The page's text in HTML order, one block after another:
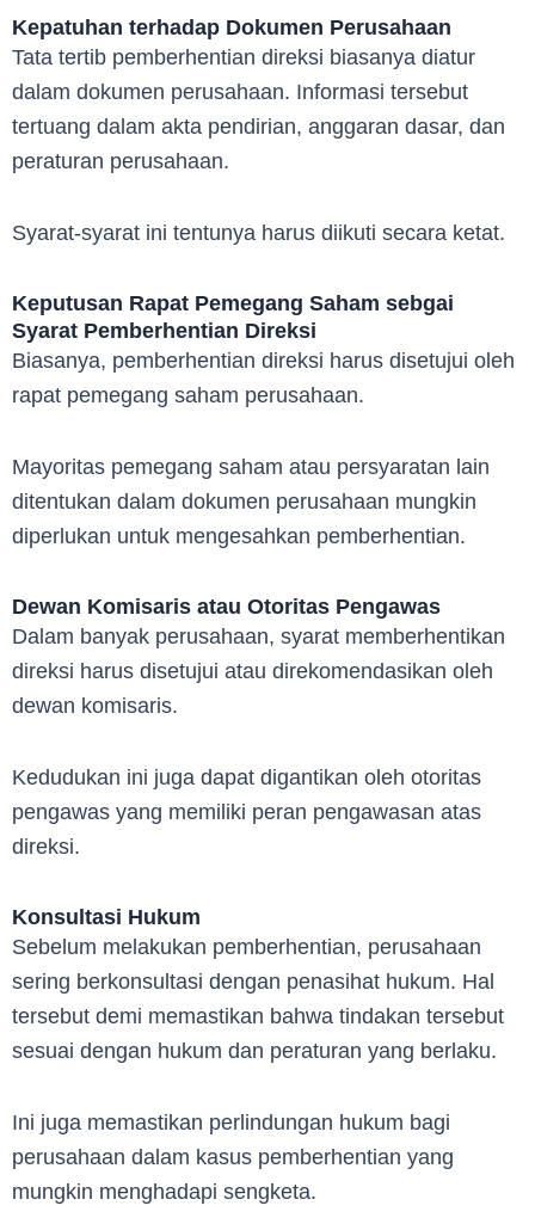
Kepatuhan terhadap Dokumen Perusahaan
Tata tertib pemberhentian direksi biasanya diatur
dalam dokumen perusahaan. Informasi tersebut
tertuang dalam akta pendirian, anggaran dasar, dan
peraturan perusahaan.
Syarat-syarat ini tentunya harus diikuti secara ketat.
Keputusan Rapat Pemegang Saham sebgai
Syarat Pemberhentian Direksi
Biasanya, pemberhentian direksi harus disetujui oleh
rapat pemegang saham perusahaan.
Mayoritas pemegang saham atau persyaratan lain
ditentukan dalam dokumen perusahaan mungkin
diperlukan untuk mengesahkan pemberhentian.
Dewan Komisaris atau Otoritas Pengawas
Dalam banyak perusahaan, syarat memberhentikan
direksi harus disetujui atau direkomendasikan oleh
dewan komisaris.
Kedudukan ini juga dapat digantikan oleh otoritas
pengawas yang memiliki peran pengawasan atas
direksi.
Konsultasi Hukum
Sebelum melakukan pemberhentian, perusahaan
sering berkonsultasi dengan penasihat hukum. Hal
tersebut demi memastikan bahwa tindakan tersebut
sesuai dengan hukum dan peraturan yang berlaku.
Ini juga memastikan perlindungan hukum bagi
perusahaan dalam kasus pemberhentian yang
mungkin menghadapi sengketa.